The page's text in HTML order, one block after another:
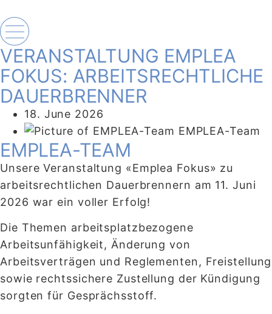
VERANSTALTUNG EMPLEA
FOKUS: ARBEITSRECHTLICHE
DAUERBRENNER
18. June 2026
EMPLEA-Team
EMPLEA-TEAM
Unsere Veranstaltung «Emplea Fokus» zu
arbeitsrechtlichen Dauerbrennern am 11. Juni
2026 war ein voller Erfolg!
Die Themen arbeitsplatzbezogene
Arbeitsunfähigkeit, Änderung von
Arbeitsverträgen und Reglementen, Freistellung
sowie rechtssichere Zustellung der Kündigung
sorgten für Gesprächsstoff.